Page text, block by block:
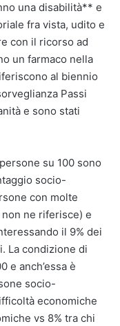
una disabilità** e
fra vista, udito e
con il ricorso ad
un farmaco nella
al biennio
Passi
e sono stati
su 100 sono
socio-
con molte
ne riferisce) e
il 9% dei
La condizione di
e anch’essa è
socio-
economiche
vs 8% tra chi